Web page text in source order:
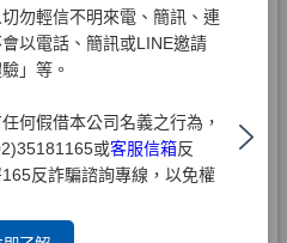
勿輕信不明來電、簡訊、連
以電話、簡訊或LINE邀請
」等。
何假借本公司名義之行為，
或客服信箱反
反詐騙諮詢專線，以免權